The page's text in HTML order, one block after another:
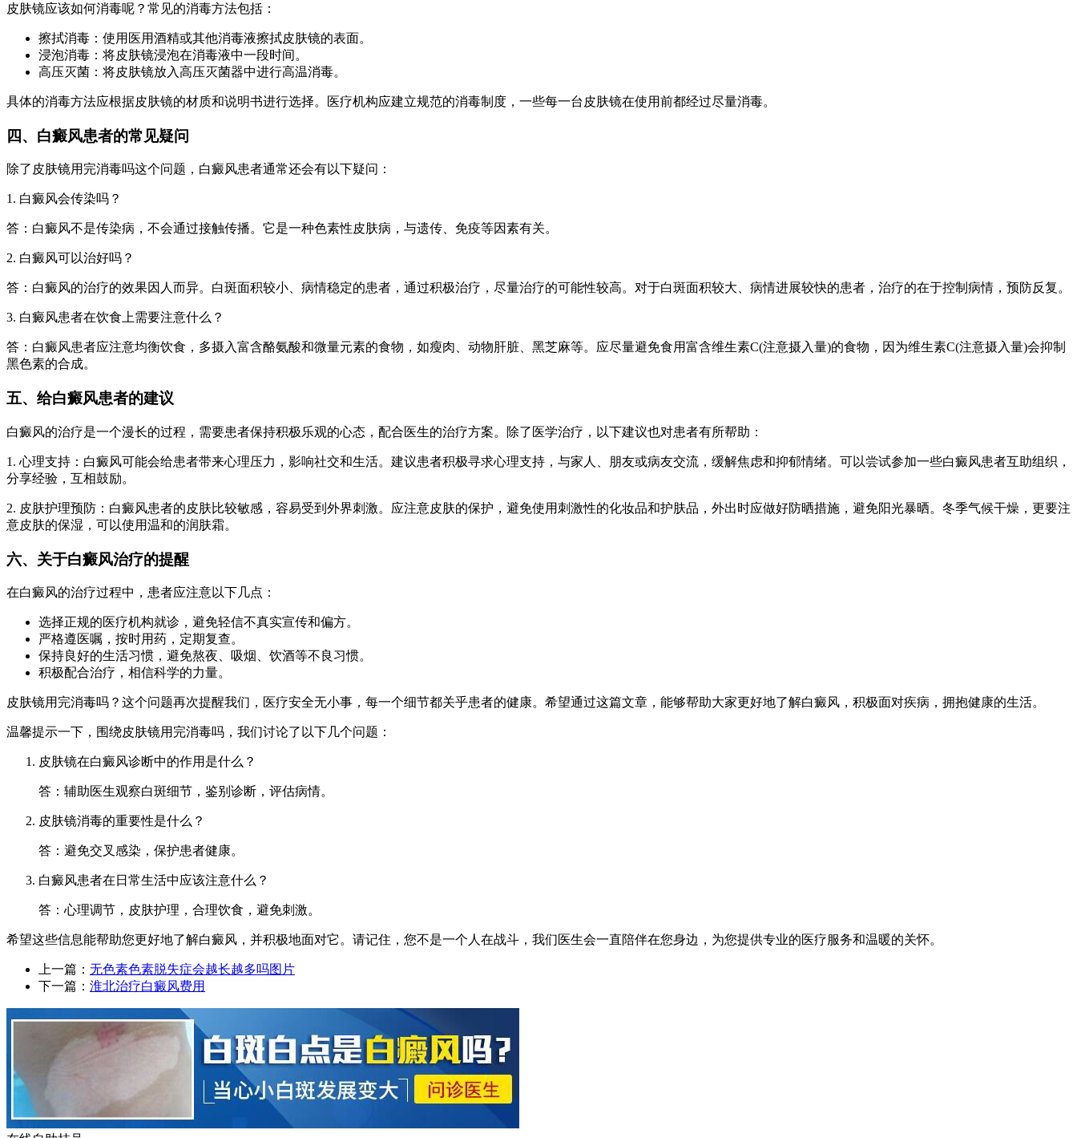
皮肤镜应该如何消毒呢？常见的消毒方法包括：
擦拭消毒：使用医用酒精或其他消毒液擦拭皮肤镜的表面。
浸泡消毒：将皮肤镜浸泡在消毒液中一段时间。
高压灭菌：将皮肤镜放入高压灭菌器中进行高温消毒。
具体的消毒方法应根据皮肤镜的材质和说明书进行选择。医疗机构应建立规范的消毒制度，一些每一台皮肤镜在使用前都经过尽量消毒。
四、白癜风患者的常见疑问
除了皮肤镜用完消毒吗这个问题，白癜风患者通常还会有以下疑问：
1. 白癜风会传染吗？
答：白癜风不是传染病，不会通过接触传播。它是一种色素性皮肤病，与遗传、免疫等因素有关。
2. 白癜风可以治好吗？
答：白癜风的治疗的效果因人而异。白斑面积较小、病情稳定的患者，通过积极治疗，尽量治疗的可能性较高。对于白斑面积较大、病情进展较快的患者，治疗的在于控制病情，预防反复。
3. 白癜风患者在饮食上需要注意什么？
答：白癜风患者应注意均衡饮食，多摄入富含酪氨酸和微量元素的食物，如瘦肉、动物肝脏、黑芝麻等。应尽量避免食用富含维生素C(注意摄入量)的食物，因为维生素C(注意摄入量)会抑制
黑色素的合成。
五、给白癜风患者的建议
白癜风的治疗是一个漫长的过程，需要患者保持积极乐观的心态，配合医生的治疗方案。除了医学治疗，以下建议也对患者有所帮助：
1. 心理支持：白癜风可能会给患者带来心理压力，影响社交和生活。建议患者积极寻求心理支持，与家人、朋友或病友交流，缓解焦虑和抑郁情绪。可以尝试参加一些白癜风患者互助组织，
分享经验，互相鼓励。
2. 皮肤护理预防：白癜风患者的皮肤比较敏感，容易受到外界刺激。应注意皮肤的保护，避免使用刺激性的化妆品和护肤品，外出时应做好防晒措施，避免阳光暴晒。冬季气候干燥，更要注
意皮肤的保湿，可以使用温和的润肤霜。
六、关于白癜风治疗的提醒
在白癜风的治疗过程中，患者应注意以下几点：
选择正规的医疗机构就诊，避免轻信不真实宣传和偏方。
严格遵医嘱，按时用药，定期复查。
保持良好的生活习惯，避免熬夜、吸烟、饮酒等不良习惯。
积极配合治疗，相信科学的力量。
皮肤镜用完消毒吗？这个问题再次提醒我们，医疗安全无小事，每一个细节都关乎患者的健康。希望通过这篇文章，能够帮助大家更好地了解白癜风，积极面对疾病，拥抱健康的生活。
温馨提示一下，围绕皮肤镜用完消毒吗，我们讨论了以下几个问题：
皮肤镜在白癜风诊断中的作用是什么？
答：辅助医生观察白斑细节，鉴别诊断，评估病情。
皮肤镜消毒的重要性是什么？
答：避免交叉感染，保护患者健康。
白癜风患者在日常生活中应该注意什么？
答：心理调节，皮肤护理，合理饮食，避免刺激。
希望这些信息能帮助您更好地了解白癜风，并积极地面对它。请记住，您不是一个人在战斗，我们医生会一直陪伴在您身边，为您提供专业的医疗服务和温暖的关怀。
上一篇： 无色素色素脱失症会越长越多吗图片
下一篇： 淮北治疗白癜风费用